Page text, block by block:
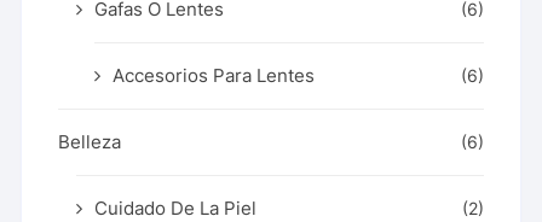
Gafas O Lentes (6)
Accesorios Para Lentes (6)
Belleza (6)
Cuidado De La Piel (2)